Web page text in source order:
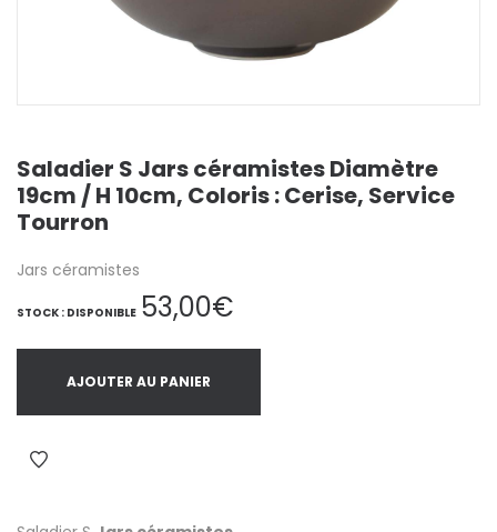
Saladier S Jars céramistes Diamètre
19cm / H 10cm, Coloris : Cerise, Service
Tourron
Jars céramistes
STOCK : DISPONIBLE 53,00€
AJOUTER AU PANIER